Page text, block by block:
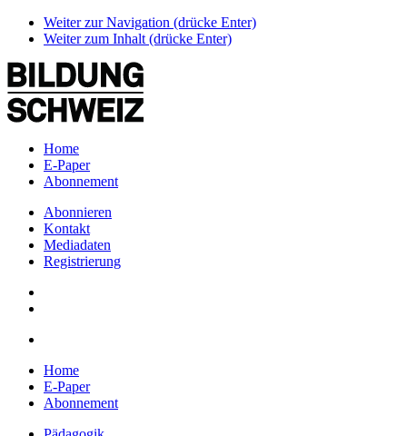
Weiter zur Navigation (drücke Enter)
Weiter zum Inhalt (drücke Enter)
Home
E-Paper
Abonnement
Abonnieren
Kontakt
Mediadaten
Registrierung
Home
E-Paper
Abonnement